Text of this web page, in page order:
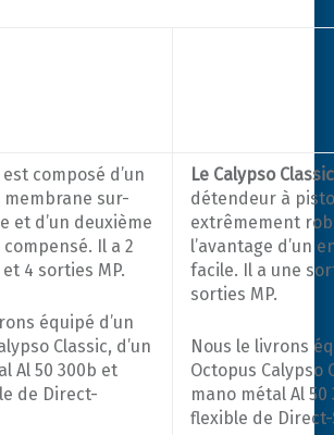
est composé d’un
membrane sur-
et d’un deuxième
Il a 2
4 sorties MP.
équipé d’un
Classic, d’un
Al 50 300b et
de Direct-
Le Calypso Classic
détendeur à
extrêmement
l’avantage d’un
facile. Il a une
sorties MP.
Nous le livrons
Octopus Calypso
mano métal Al 50
flexible de